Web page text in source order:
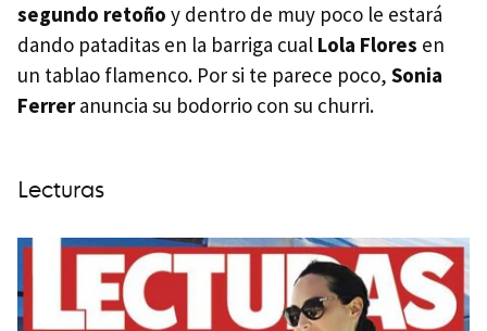
segundo retoño y dentro de muy poco le estará
dando pataditas en la barriga cual Lola Flores en
un tablao flamenco. Por si te parece poco, Sonia
Ferreranuncia su bodorrio con su churri.
Lecturas